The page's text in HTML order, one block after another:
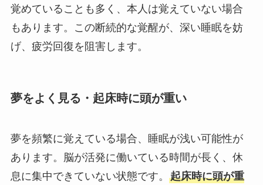
覚めていることも多く、本人は覚えていない場合
もあります。この断続的な覚醒が、深い睡眠を妨
げ、疲労回復を阻害します。
夢をよく見る・起床時に頭が重い
夢を頻繁に覚えている場合、睡眠が浅い可能性が
あります。脳が活発に働いている時間が長く、休
息に集中できていない状態です。 起床時に頭が重